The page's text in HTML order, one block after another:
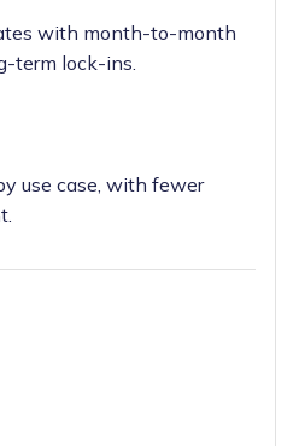
with month-to-month
term lock-ins.
use case, with fewer